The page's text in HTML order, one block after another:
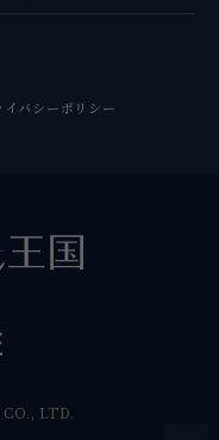
イバシーポリシー
CO., LTD.